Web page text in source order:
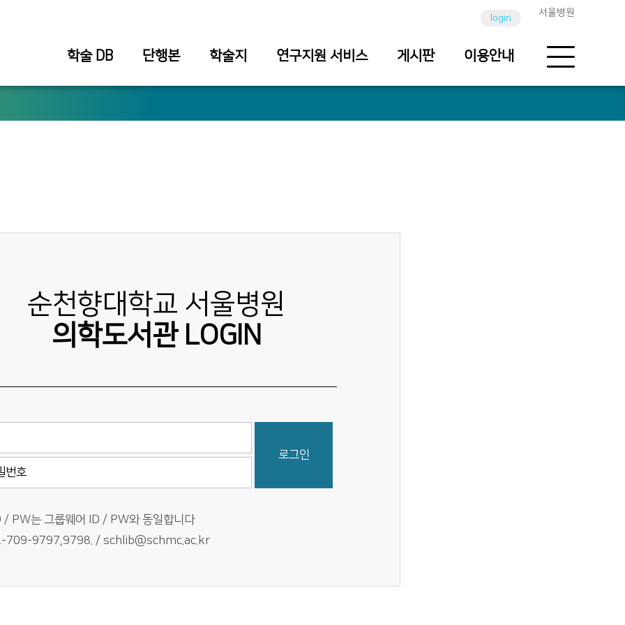
login 서울병원
학술 DB 단행본 학술지 연구지원 서비스 게시판 이용안내
순천향대학교 서울병원
의학도서관 LOGIN
로그인
PW는 그룹웨어 ID / PW와 동일합니다
9797,9798. / schlib@schmc.ac.kr